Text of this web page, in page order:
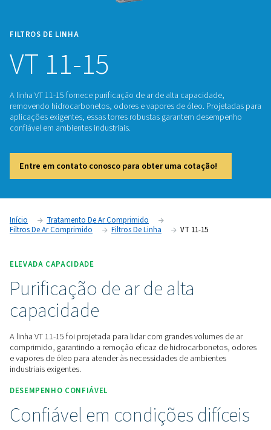
FILTROS DE LINHA
VT 11-15
A linha VT 11-15 fornece purificação de ar de alta
aplicações exigentes, essas torres robustas garantem
confiável em ambientes industriais.
Entre em contato conosco para obter uma cotação!
Início
Tratamento De Ar Comprimido
Filtros De Ar Comprimido
Filtros De Linha VT 11-15
ELEVADA CAPACIDADE